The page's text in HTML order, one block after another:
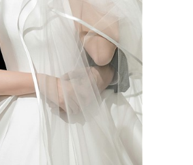
파크웨딩